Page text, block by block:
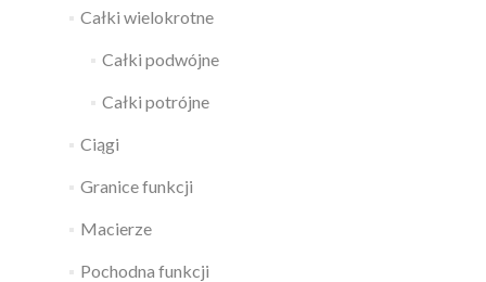
Całki wielokrotne
Całki podwójne
Całki potrójne
Ciągi
Granice funkcji
Macierze
Pochodna funkcji